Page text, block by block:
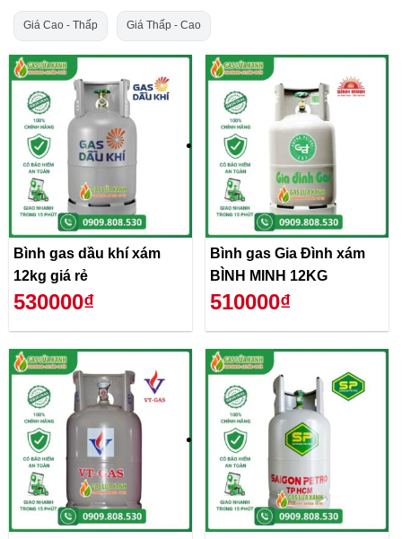
Giá Cao - Thấp Giá Thấp - Cao
Bình gas dầu khí xám
12kg giá rẻ
530000₫
Bình gas Gia Đình xám
BÌNH MINH 12KG
510000₫